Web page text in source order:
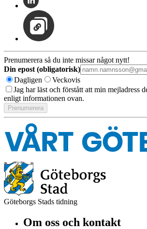
Prenumerera så du inte missar något nytt!
Din epost (obligatorisk)
Dagligen
Veckovis
Jag har läst och förstått att min mejladress
enligt informationen ovan.
Göteborgs Stads tidning
Om oss och kontakt